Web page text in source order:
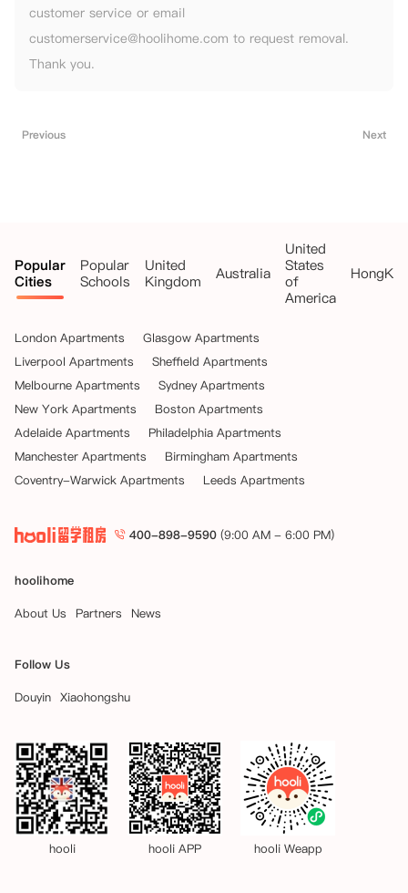
customer service or email
customerservice@hoolihome.com to request removal.
Thank you.
Previous Next
Popular
Cities
Popular
Schools
United
Kingdom
Australia
United
States
of
America
London Apartments
Glasgow Apartments
Liverpool Apartments
Sheffield Apartments
Melbourne Apartments
Sydney Apartments
New York Apartments
Boston Apartments
Adelaide Apartments
Philadelphia Apartments
Manchester Apartments
Birmingham Apartments
Coventry-Warwick Apartments
Leeds Apartments
400-898-9590 (9:00 AM - 6:00 PM)
hoolihome
About Us
Partners News
Follow Us
Douyin Xiaohongshu
hooli hooli APP hooli Weapp